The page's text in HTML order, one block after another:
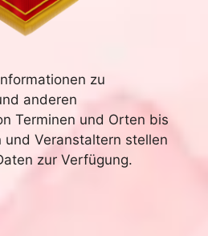
zu
anderen
Terminen und Orten bis
und Veranstaltern stellen
zur Verfügung.